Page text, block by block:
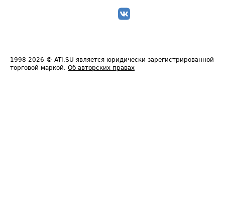
1998-2026 © ATI.SU является юридически зарегистрированной
торговой маркой. Об авторских правах